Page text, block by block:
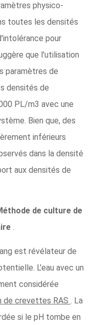
physico-
toutes les densités
pour
que l'utilisation
paramètres de
densités de
PL/m3 avec une
Bien que, des
inférieurs
dans la densité
aux densités de
de culture de
.
est révélateur de
L'eau avec un
considérée
de crevettes RAS . La
si le pH tombe en